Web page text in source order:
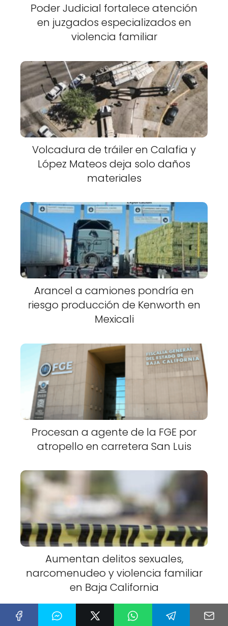
Poder Judicial fortalece atención
en juzgados especializados en
violencia familiar
Volcadura de tráiler en Calafia y
López Mateos deja solo daños
materiales
Arancel a camiones pondría en
riesgo producción de Kenworth en
Mexicali
Procesan a agente de la FGE por
atropello en carretera San Luis
Aumentan delitos sexuales,
narcomenudeo y violencia familiar
en Baja California